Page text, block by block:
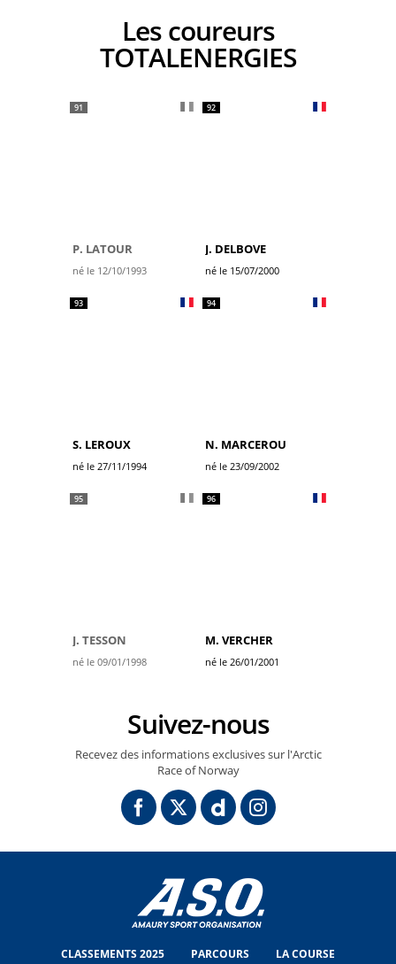
Les coureurs
TOTALENERGIES
91
P. LATOUR
né le 12/10/1993
92
J. DELBOVE
né le 15/07/2000
93
S. LEROUX
né le 27/11/1994
94
N. MARCEROU
né le 23/09/2002
95
J. TESSON
né le 09/01/1998
96
M. VERCHER
né le 26/01/2001
Suivez-nous
Recevez des informations exclusives sur l'Arctic
Race of Norway
CLASSEMENTS 2025 PARCOURS LA COURSE